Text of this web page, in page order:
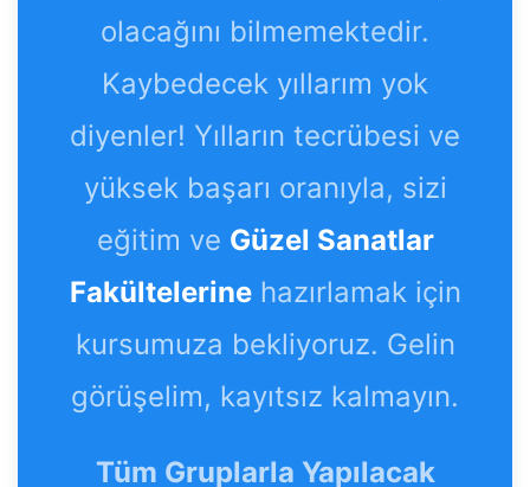
olacağını bilmemektedir.
Kaybedecek yıllarım yok
diyenler! Yılların tecrübesi ve
yüksek başarı oranıyla, sizi
eğitim ve Güzel Sanatlar
Fakültelerinehazırlamak için
kursumuza bekliyoruz. Gelin
görüşelim, kayıtsız kalmayın.
Tüm Gruplarla Yapılacak